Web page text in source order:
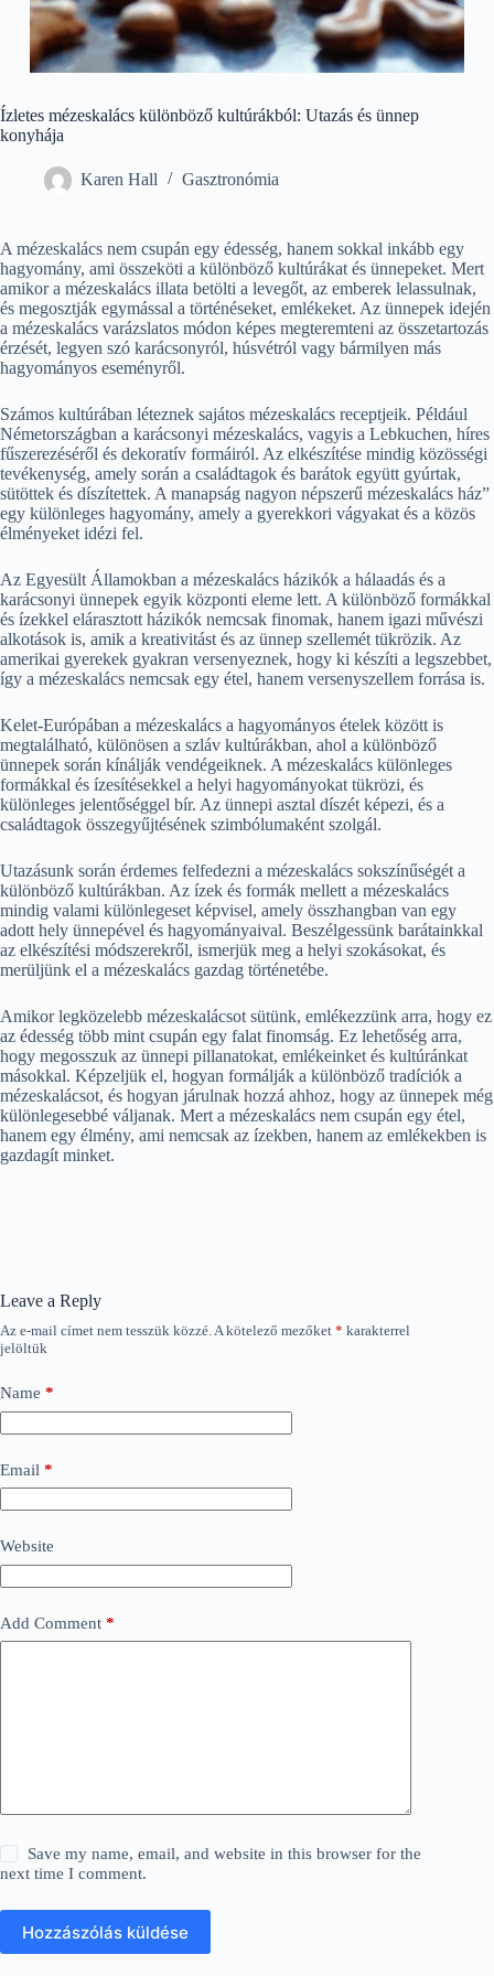
Ízletes mézeskalács különböző kultúrákból: Utazás és ünnep
konyhája
Karen Hall Gasztronómia
A mézeskalács nem csupán egy édesség, hanem sokkal inkább egy
hagyomány, ami összeköti a különböző kultúrákat és ünnepeket. Mert
amikor a mézeskalács illata betölti a levegőt, az emberek lelassulnak,
és megosztják egymással a történéseket, emlékeket. Az ünnepek idején
a mézeskalács varázslatos módon képes megteremteni az összetartozás
érzését, legyen szó karácsonyról, húsvétról vagy bármilyen más
hagyományos eseményről.
Számos kultúrában léteznek sajátos mézeskalács receptjeik. Például
Németországban a karácsonyi mézeskalács, vagyis a Lebkuchen, híres
fűszerezéséről és dekoratív formáiról. Az elkészítése mindig közösségi
tevékenység, amely során a családtagok és barátok együtt gyúrtak,
sütöttek és díszítettek. A manapság nagyon népszerű mézeskalács ház”
egy különleges hagyomány, amely a gyerekkori vágyakat és a közös
élményeket idézi fel.
Az Egyesült Államokban a mézeskalács házikók a hálaadás és a
karácsonyi ünnepek egyik központi eleme lett. A különböző formákkal
és ízekkel elárasztott házikók nemcsak finomak, hanem igazi művészi
alkotások is, amik a kreativitást és az ünnep szellemét tükrözik. Az
amerikai gyerekek gyakran versenyeznek, hogy ki készíti a legszebbet,
így a mézeskalács nemcsak egy étel, hanem versenyszellem forrása is.
Kelet-Európában a mézeskalács a hagyományos ételek között is
megtalálható, különösen a szláv kultúrákban, ahol a különböző
ünnepek során kínálják vendégeiknek. A mézeskalács különleges
formákkal és ízesítésekkel a helyi hagyományokat tükrözi, és
különleges jelentőséggel bír. Az ünnepi asztal díszét képezi, és a
családtagok összegyűjtésének szimbólumaként szolgál.
Utazásunk során érdemes felfedezni a mézeskalács sokszínűségét a
különböző kultúrákban. Az ízek és formák mellett a mézeskalács
mindig valami különlegeset képvisel, amely összhangban van egy
adott hely ünnepével és hagyományaival. Beszélgessünk barátainkkal
az elkészítési módszerekről, ismerjük meg a helyi szokásokat, és
merüljünk el a mézeskalács gazdag történetébe.
Amikor legközelebb mézeskalácsot sütünk, emlékezzünk arra, hogy ez
az édesség több mint csupán egy falat finomság. Ez lehetőség arra,
hogy megosszuk az ünnepi pillanatokat, emlékeinket és kultúránkat
másokkal. Képzeljük el, hogyan formálják a különböző tradíciók a
mézeskalácsot, és hogyan járulnak hozzá ahhoz, hogy az ünnepek még
különlegesebbé váljanak. Mert a mézeskalács nem csupán egy étel,
hanem egy élmény, ami nemcsak az ízekben, hanem az emlékekben is
gazdagít minket.
Leave a Reply
Az e-mail címet nem tesszük közzé.A kötelező mezőket * karakterrel
jelöltük
Name *
Email *
Website
Add Comment *
Save my name, email, and website in this browser for the
next time I comment.
Hozzászólás küldése